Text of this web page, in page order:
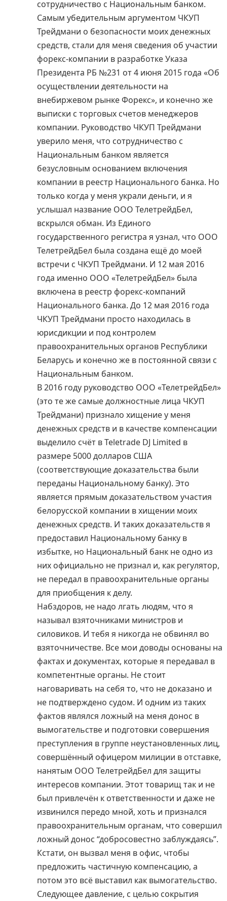
сотрудничество с Национальным банком.
Самым убедительным аргументом ЧКУП
Трейдмани о безопасности моих денежных
средств, стали для меня сведения об участии
форекс-компании в разработке Указа
Президента РБ №231 от 4 июня 2015 года «Об
осуществлении деятельности на
внебиржевом рынке Форекс», и конечно же
выписки с торговых счетов менеджеров
компании. Руководство ЧКУП Трейдмани
уверило меня, что сотрудничество с
Национальным банком является
безусловным основанием включения
компании в реестр Национального банка. Но
только когда у меня украли деньги, и я
услышал название ООО ТелетрейдБел,
вскрылся обман. Из Единого
государственного регистра я узнал, что ООО
ТелетрейдБел была создана ещё до моей
встречи с ЧКУП Трейдмани. И 12 мая 2016
года именно ООО «ТелетрейдБел» была
включена в реестр форекс-компаний
Национального банка. До 12 мая 2016 года
ЧКУП Трейдмани просто находилась в
юрисдикции и под контролем
правоохранительных органов Республики
Беларусь и конечно же в постоянной связи с
Национальным банком.
В 2016 году руководство ООО «ТелетрейдБел»
(это те же самые должностные лица ЧКУП
Трейдмани) признало хищение у меня
денежных средств и в качестве компенсации
выделило счёт в Teletrade DJ Limited в
размере 5000 долларов США
(соответствующие доказательства были
переданы Национальному банку). Это
является прямым доказательством участия
белорусской компании в хищении моих
денежных средств. И таких доказательств я
предоставил Национальному банку в
избытке, но Национальный банк не одно из
них официально не признал и, как регулятор,
не передал в правоохранительные органы
для приобщения к делу.
Набздоров, не надо лгать людям, что я
называл взяточниками министров и
силовиков. И тебя я никогда не обвинял во
взяточничестве. Все мои доводы основаны на
фактах и документах, которые я передавал в
компетентные органы. Не стоит
наговаривать на себя то, что не доказано и
не подтверждено судом. И одним из таких
фактов являлся ложный на меня донос в
вымогательстве и подготовки совершения
преступления в группе неустановленных лиц,
совершённый офицером милиции в отставке,
нанятым ООО ТелетрейдБел для защиты
интересов компании. Этот товарищ так и не
был привлечён к ответственности и даже не
извинился передо мной, хоть и признался
правоохранительным органам, что совершил
ложный донос “добросовестно заблуждаясь”.
Кстати, он вызвал меня в офис, чтобы
предложить частичную компенсацию, а
потом это всё выставил как вымогательство.
Следующее давление, с целью сокрытия